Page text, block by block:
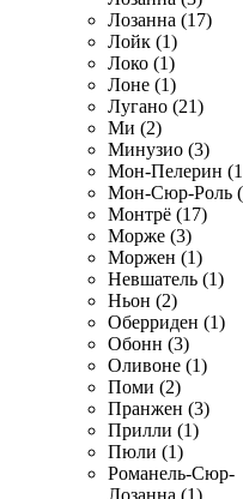
Лозанна (17)
Лойк (1)
Локо (1)
Лоне (1)
Лугано (21)
Ми (2)
Минузио (3)
Мон-Пелерин
Мон-Сюр-Роль
Монтрё (17)
Морже (3)
Моржен (1)
Невшатель (1)
Ньон (2)
Оберриден (1)
Обонн (3)
Оливоне (1)
Поми (2)
Пранжен (3)
Прилли (1)
Пюли (1)
Романель-Сюр-
Лозанна (1)